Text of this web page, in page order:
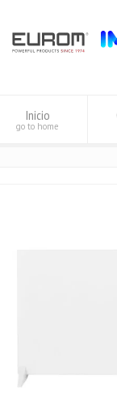
Inicio
go to home